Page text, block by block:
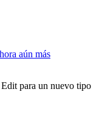
aún más
para un nuevo tipo